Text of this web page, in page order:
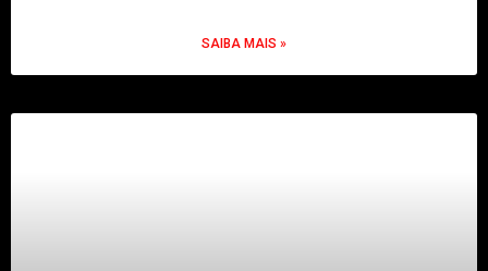
SAIBA MAIS »